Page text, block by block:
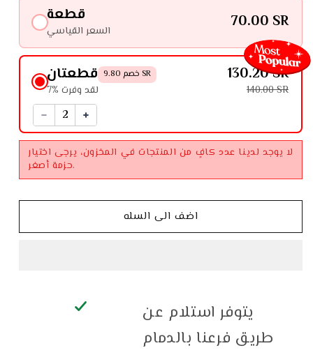
قطعة
السعر القياسي 70.00 SR
قطعتان خصم 9.80 SR
7% لقد وفرت
130.20 SR
140.00 SR
لا يوجد لدينا عدد كافٍ من المنتجات في المخزون، يرجى اختيار
حزمة أصغر.
اضف الى السله
يتوفر استلام عن
طريق فرعنا بالدمام